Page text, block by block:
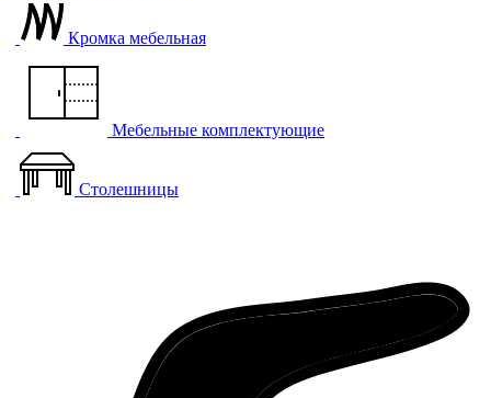
Кромка мебельная
Мебельные комплектующие
Столешницы